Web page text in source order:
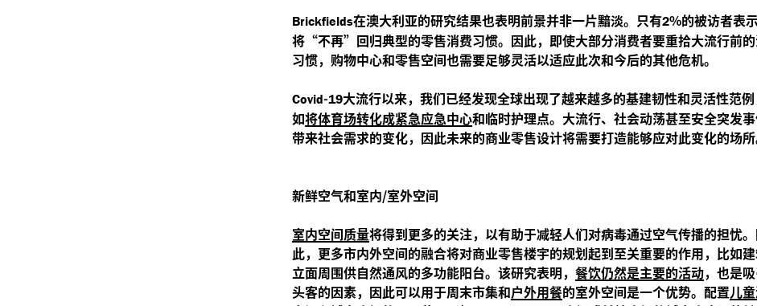
Brickfields在澳大利亚的研究结果也表明前景并非一片黯淡。只有2%的被访者表
将“不再”回归典型的零售消费习惯。因此，即使大部分消费者要重拾大流行前
习惯，购物中心和零售空间也需要足够灵活以适应此次和今后的其他危机。
Covid-19大流行以来，我们已经发现全球出现了越来越多的基建韧性和灵活性范
如将体育场转化成紧急应急中心和临时护理点。大流行、社会动荡甚至安全突发
带来社会需求的变化，因此未来的商业零售设计将需要打造能够应对此变化的场所
新鲜空气和室内/室外空间
室内空间质量将得到更多的关注，以有助于减轻人们对病毒通过空气传播的担忧
此，更多市内外空间的融合将对商业零售楼宇的规划起到至关重要的作用，比如
立面周围供自然通风的多功能阳台。该研究表明， 餐饮仍然是主要的活动，也是
头客的因素，因此可以用于周末市集和户外用餐的室外空间是一个优势。配置儿